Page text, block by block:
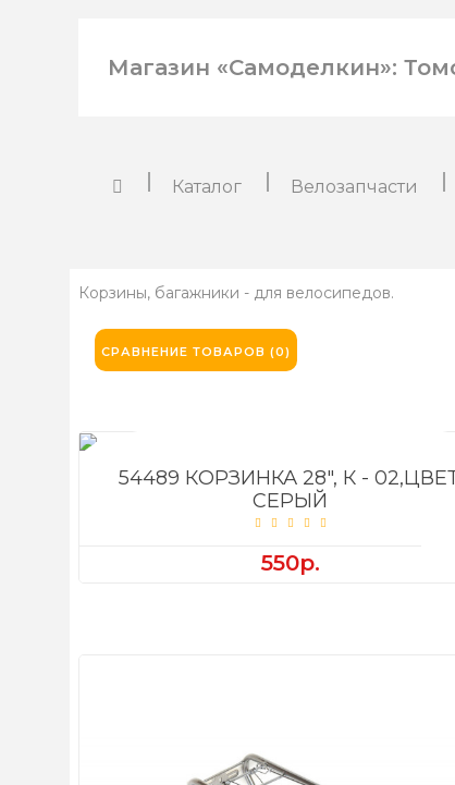
Магазин «Самоделкин»:
Каталог Велозапчасти
Корзины, багажники - для велосипедов.
СРАВНЕНИЕ ТОВАРОВ (0)
54489 КОРЗИНКА 28", К -
СЕРЫЙ
550р.